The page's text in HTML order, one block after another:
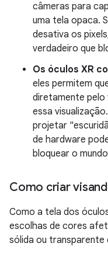
câmeras para
uma tela opaca.
desativa os
verdadeiro que
Os óculos XR
eles permitem
diretamente pelo
essa
projetar
de hardware
bloquear o
Como criar
Como a tela dos
escolhas de cores
sólida ou transparente